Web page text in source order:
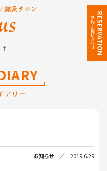
アリー
お知らせ／ 2019.6.29